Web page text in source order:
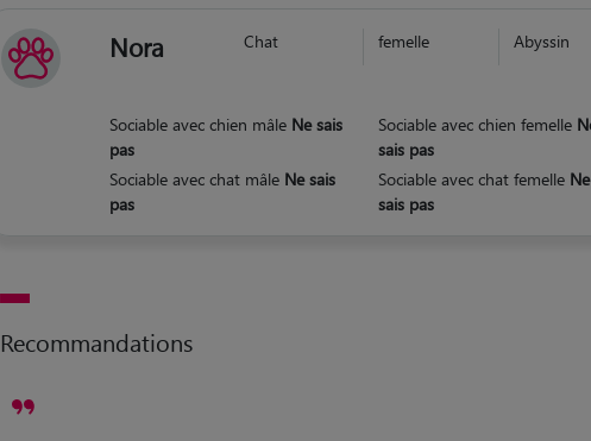
Nora Chat femelle Abyssin
Sociable avec chien mâle Ne sais
pas
Sociable avec chien femelle
sais pas
Sociable avec chat mâle Ne sais
pas
Sociable avec chat femelle Ne
sais pas
Recommandations